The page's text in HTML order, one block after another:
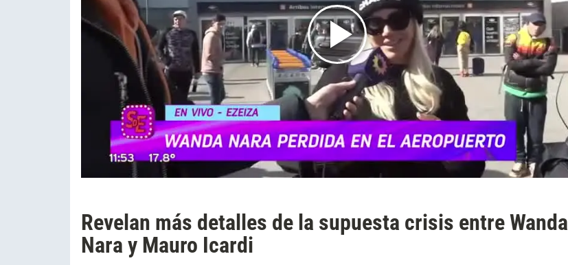
Revelan más detalles de la supuesta crisis entre Wanda
Nara y Mauro Icardi